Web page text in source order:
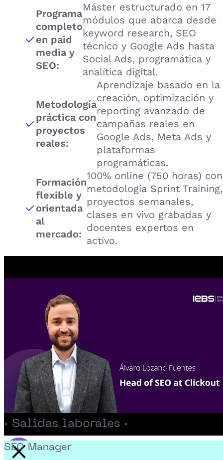
Programa
completo
en paid
media y
SEO:
Máster estructurado en 17
módulos que abarca desde
keyword research, SEO
técnico y Google Ads hasta
Social Ads, programática y
analítica digital.
Metodología
práctica con
proyectos
reales:
Aprendizaje basado en la
creación, optimización y
reporting avanzado de
campañas reales en
Google Ads, Meta Ads y
plataformas
programáticas.
Formación
flexible y
orientada
al
mercado:
100% online (750 horas) con
metodología Sprint Training,
proyectos semanales,
clases en vivo grabadas y
docentes expertos en
activo.
Activar reproducción del video
· Salidas laborales ·
SEO Manager